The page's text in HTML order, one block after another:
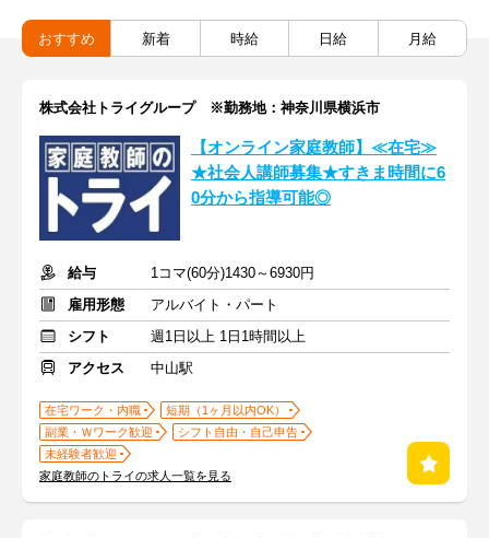
おすすめ 新着 時給 日給 月給
株式会社トライグループ ※勤務地：神奈川県横浜市
【オンライン家庭教師】≪在宅≫
★社会人講師募集★すきま時間に6
0分から指導可能◎
給与
1コマ(60分)1430～6930円
雇用形態
アルバイト・パート
シフト
週1日以上 1日1時間以上
アクセス
中山駅
在宅ワーク・内職
短期（1ヶ月以内OK）
副業・Ｗワーク歓迎
シフト自由・自己申告
未経験者歓迎
家庭教師のトライの求人一覧を見る